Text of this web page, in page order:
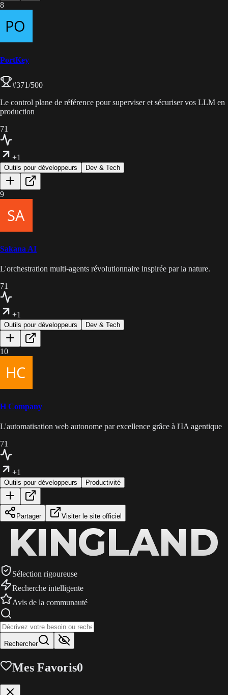
8
PortKey
#371/500
Le control plane de référence pour superviser et sécuriser vos LLM en
production
71
+1
Outils pour développeurs Dev & Tech
9
Sakana AI
L'orchestration multi-agents révolutionnaire inspirée par la nature.
71
+1
Outils pour développeurs Dev & Tech
10
H Company
L'automatisation web autonome par excellence grâce à l'IA agentique
71
+1
Outils pour développeurs Productivité
Partager Visiter le site officiel
KINGLAND
KINGLAND
KINGLAND
Sélection rigoureuse
Recherche intelligente
Avis de la communauté
Rechercher
Mes Favoris0